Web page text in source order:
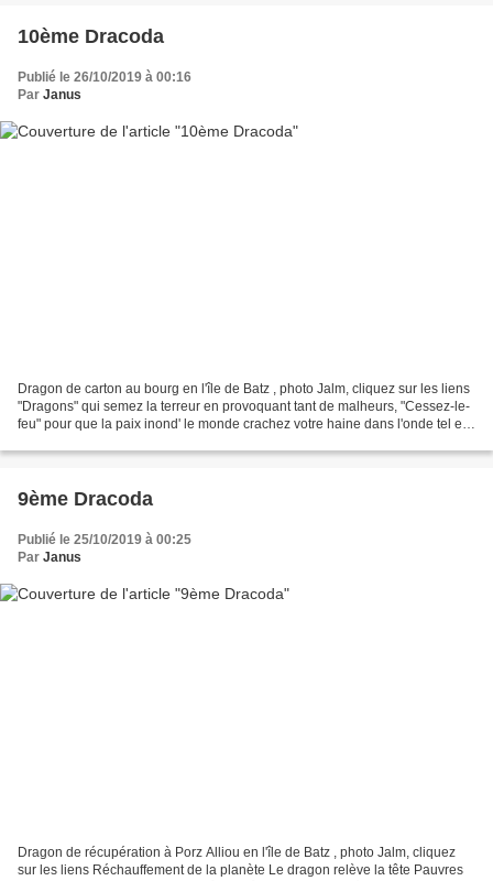
10ème Dracoda
Publié le 26/10/2019 à 00:16
Par Janus
Dragon de carton au bourg en l'île de Batz , photo Jalm, cliquez sur les liens
"Dragons" qui semez la terreur en provoquant tant de malheurs, "Cessez-le-
feu" pour que la paix inond' le monde crachez votre haine dans l'onde tel est
9ème Dracoda
Publié le 25/10/2019 à 00:25
Par Janus
Dragon de récupération à Porz Alliou en l'île de Batz , photo Jalm, cliquez
sur les liens Réchauffement de la planète Le dragon relève la tête Pauvres